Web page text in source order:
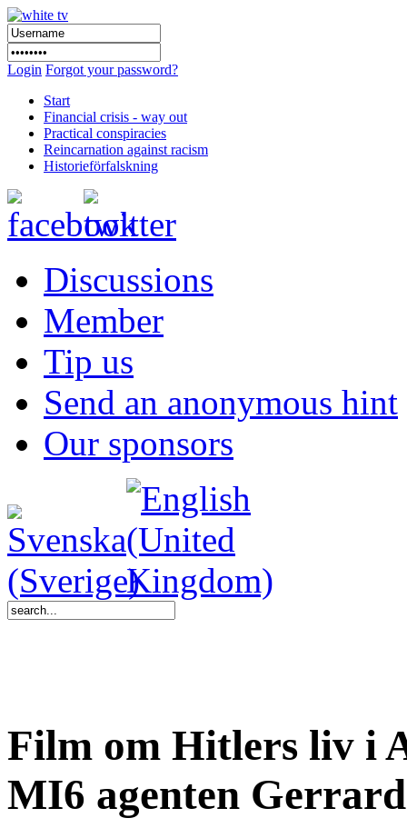
Login Forgot your password?
Start
Financial crisis - way out
Practical conspiracies
Reincarnation against racism
Historieförfalskning
Discussions
Member
Tip us
Send an anonymous hint
Our sponsors
Film om Hitlers liv i
MI6 agenten